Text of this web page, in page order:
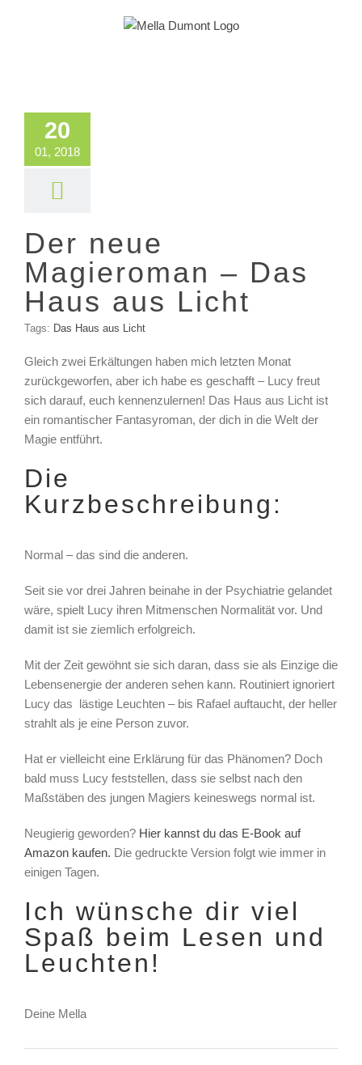
20
01, 2018
–
aus
Licht
schreibt
Der neue
Magieroman – Das
Haus aus Licht
Tags: Das Haus aus Licht
Gleich zwei Erkältungen haben mich letzten Monat
zurückgeworfen, aber ich habe es geschafft – Lucy freut
sich darauf, euch kennenzulernen! Das Haus aus Licht ist
ein romantischer Fantasyroman, der dich in die Welt der
Magie entführt.
Die
Kurzbeschreibung:
Normal – das sind die anderen.
Seit sie vor drei Jahren beinahe in der Psychiatrie gelandet
wäre, spielt Lucy ihren Mitmenschen Normalität vor. Und
damit ist sie ziemlich erfolgreich.
Mit der Zeit gewöhnt sie sich daran, dass sie als Einzige die
Lebensenergie der anderen sehen kann. Routiniert ignoriert
Lucy das lästige Leuchten – bis Rafael auftaucht, der heller
strahlt als je eine Person zuvor.
Hat er vielleicht eine Erklärung für das Phänomen? Doch
bald muss Lucy feststellen, dass sie selbst nach den
Maßstäben des jungen Magiers keineswegs normal ist.
Neugierig geworden? Hier kannst du das E-Book auf
Amazon kaufen. Die gedruckte Version folgt wie immer in
einigen Tagen.
Ich wünsche dir viel
Spaß beim Lesen und
Leuchten!
Deine Mella